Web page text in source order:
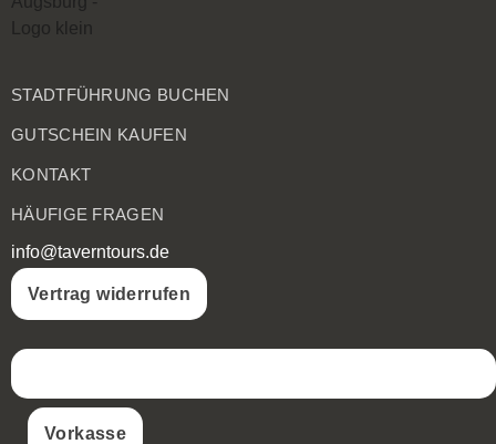
STADTFÜHRUNG BUCHEN
GUTSCHEIN KAUFEN
KONTAKT
HÄUFIGE FRAGEN
info@taverntours.de
Vertrag widerrufen
Vorkasse